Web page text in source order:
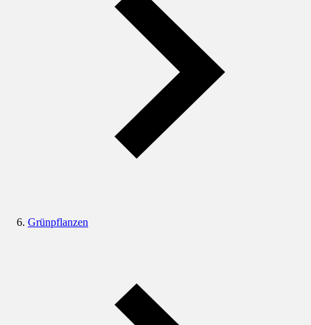
Grünpflanzen